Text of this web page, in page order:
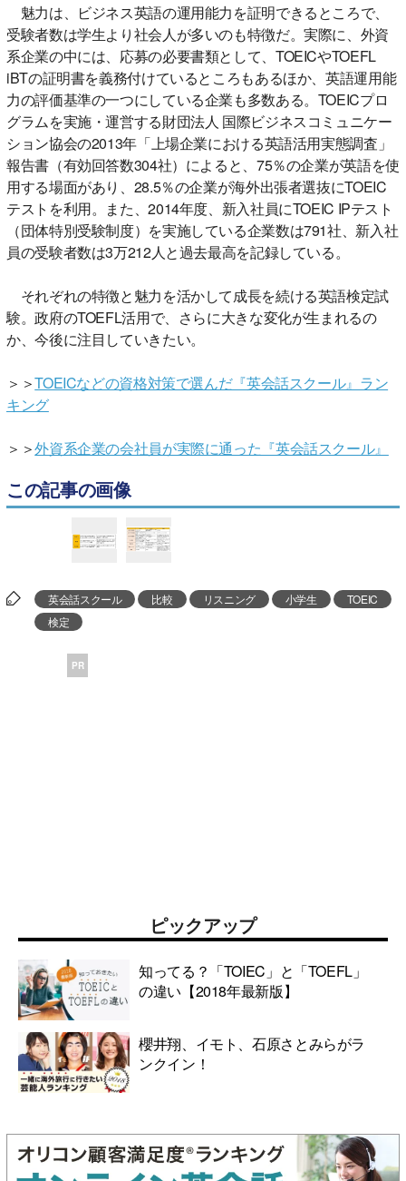
魅力は、ビジネス英語の運用能力を証明できるところで、
受験者数は学生より社会人が多いのも特徴だ。実際に、外資
系企業の中には、応募の必要書類として、TOEICやTOEFL
iBTの証明書を義務付けているところもあるほか、英語運用能
力の評価基準の一つにしている企業も多数ある。TOEICプロ
グラムを実施・運営する財団法人 国際ビジネスコミュニケー
ション協会の2013年「上場企業における英語活用実態調査」
報告書（有効回答数304社）によると、75％の企業が英語を使
用する場面があり、28.5％の企業が海外出張者選抜にTOEIC
テストを利用。また、2014年度、新入社員にTOEIC IPテスト
（団体特別受験制度）を実施している企業数は791社、新入社
員の受験者数は3万212人と過去最高を記録している。
それぞれの特徴と魅力を活かして成長を続ける英語検定試
験。政府のTOEFL活用で、さらに大きな変化が生まれるの
か、今後に注目していきたい。
＞＞TOEICなどの資格対策で選んだ『英会話スクール』ラン
キング
＞＞外資系企業の会社員が実際に通った『英会話スクール』
この記事の画像
英会話スクール 比較 リスニング 小学生
TOEIC
検定
PR
ピックアップ
知ってる？「TOIEC」と「TOEFL」
の違い【2018年最新版】
櫻井翔、イモト、石原さとみらがラ
ンクイン！